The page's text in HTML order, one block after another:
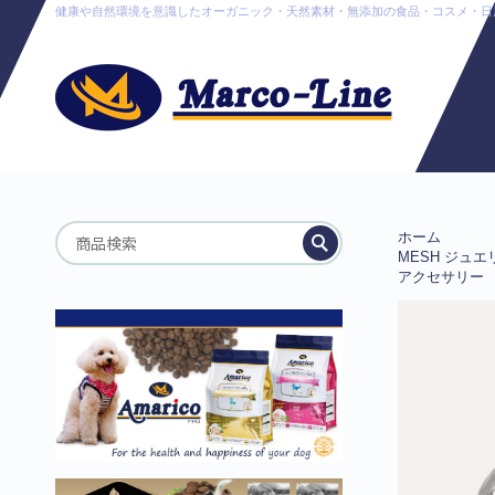
健康や自然環境を意識したオーガニック・天然素材・無添加の食品・コスメ・
ホーム
MESH ジュエ
アクセサリー